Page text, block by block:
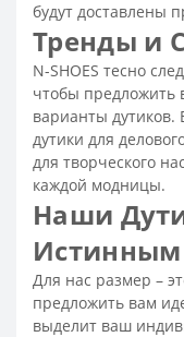
Осенние сапоги
Сапоги
Ботинки на высокой
Ортопедические
Женские спортивные
Женские ботинки на
Женские ботинки на
Летние ботинки
Классические
Женские ботинки
будут доставлены
Тренды и
N-SHOES тесно
чтобы предложить
варианты дутиков.
дутики для
для творческого
каждой модницы.
Наши
Для нас размер –
предложить вам
выделит ваш